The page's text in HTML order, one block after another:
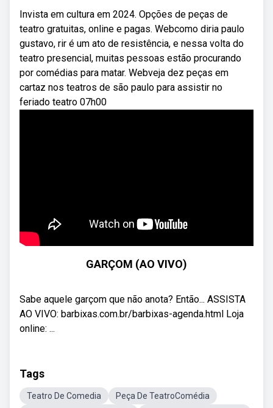
Invista em cultura em 2024. Opções de peças de
teatro gratuitas, online e pagas. Webcomo diria paulo
gustavo, rir é um ato de resistência, e nessa volta do
teatro presencial, muitas pessoas estão procurando
por comédias para matar. Webveja dez peças em
cartaz nos teatros de são paulo para assistir no
feriado teatro 07h00
GARÇOM (AO VIVO)
Sabe aquele garçom que não anota? Então... ASSISTA
AO VIVO: barbixas.com.br/barbixas-agenda.html Loja
online: ...
Tags
Teatro De Comedia Peça De TeatroComédia